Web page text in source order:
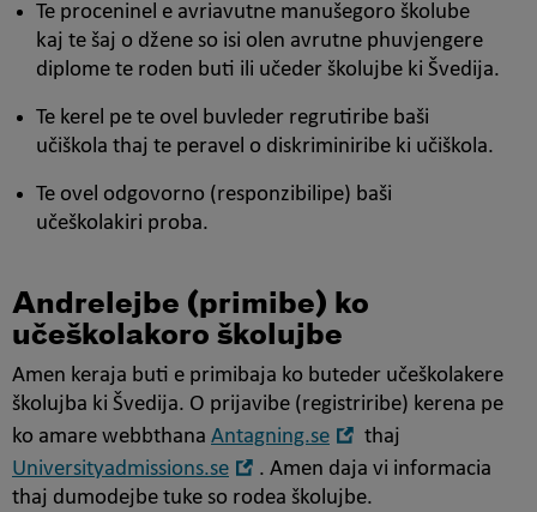
Te proceninel e avriavutne manušegoro školube
kaj te šaj o džene so isi olen avrutne phuvjengere
diplome te roden buti ili učeder školujbe ki Švedija.
Te kerel pe te ovel buvleder regrutiribe baši
učiškola thaj te peravel o diskriminiribe ki učiškola.
Te ovel odgovorno (responzibilipe) baši
učeškolakiri proba.
Andrelejbe (primibe) ko
učeškolakoro školujbe
Amen keraja buti e primibaja ko buteder učeškolakere
školujba ki Švedija. O prijavibe (registriribe) kerena pe
ko amare webbthana Antagning.se
Öppna
i
nytt
thaj
Universityadmissions.se
Öppna
i
. Amen daja vi informacia
thaj dumodejbe tuke so rodea školujbe.